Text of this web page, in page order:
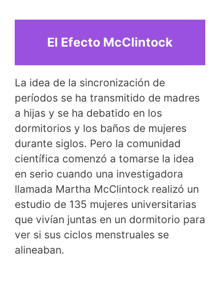
El Efecto McClintock
La idea de la sincronización de
períodos se ha transmitido de madres
a hijas y se ha debatido en los
dormitorios y los baños de mujeres
durante siglos. Pero la comunidad
científica comenzó a tomarse la idea
en serio cuando una investigadora
llamada Martha McClintock realizó un
estudio de 135 mujeres universitarias
que vivían juntas en un dormitorio para
ver si sus ciclos menstruales se
alineaban.